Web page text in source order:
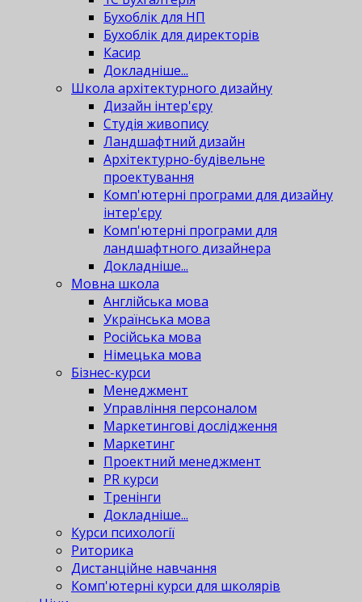
Бухоблік для НП
Бухоблік для директорів
Касир
Докладніше...
Школа архітектурного дизайну
Дизайн інтер'єру
Студія живопису
Ландшафтний дизайн
Архітектурно-будівельне
проектування
Комп'ютерні програми для дизайну
інтер'єру
Комп'ютерні програми для
ландшафтного дизайнера
Докладніше...
Мовна школа
Англійська мова
Українська мова
Російська мова
Німецька мова
Бізнес-курси
Менеджмент
Управління персоналом
Маркетингові дослідження
Маркетинг
Проектний менеджмент
PR курси
Тренінги
Докладніше...
Курси психології
Риторика
Дистанційне навчання
Комп'ютерні курси для школярів